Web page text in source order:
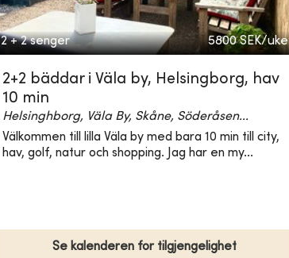
2 + 2 senger 5800 SEK/uke
2+2 bäddar i Väla by, Helsingborg, hav
10 min
Helsinghborg, Väla By, Skåne, Söderåsen...
Välkommen till lilla Väla by med bara 10 min till city,
hav, golf, natur och shopping. Jag har en my...
Se kalenderen for tilgjengelighet